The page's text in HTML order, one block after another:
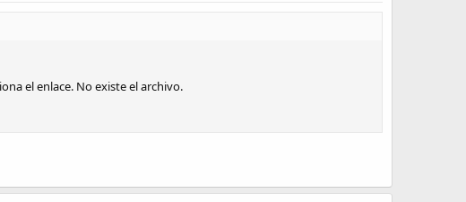
el enlace. No existe el archivo.